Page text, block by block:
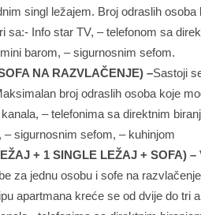
singl ležajem. Broj odraslih
sa:- Info star TV, – telefonom sa
barom, – sigurnosnim sefom.
NA RAZVLAČENJE) –Sastoji
broj odraslih osoba koje
– telefonima sa direktnim
sigurnosnim sefom, – kuhinjom
+ 1 SINGLE LEŽAJ + SOFA) –
za jednu osobu i sofe na
apartmana kreće se od dvije do tri